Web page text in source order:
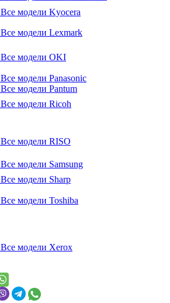
Все модели Kyocera
Все модели Lexmark
Все модели OKI
Все модели Panasonic
Все модели Pantum
Все модели Ricoh
Все модели RISO
Все модели Samsung
Все модели Sharp
Все модели Toshiba
Все модели Xerox